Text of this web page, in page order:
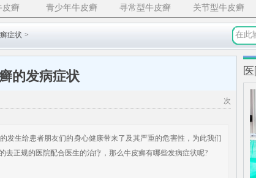
皮癣 青少年牛皮癣 寻常型牛皮癣 关节型牛皮癣
症状 >
的发病症状
次
生给患者朋友们的身心健康带来了及其严重的危害性，为此我们
去正规的医院配合医生的治疗，那么牛皮癣有哪些发病症状呢?